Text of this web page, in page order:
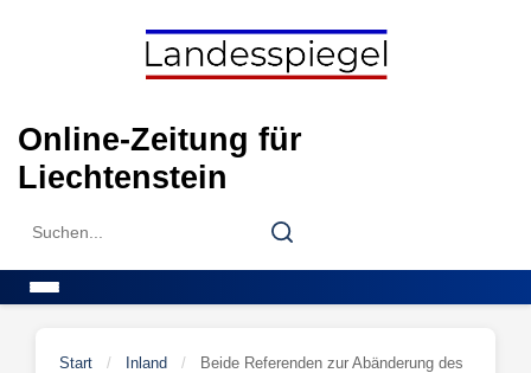
Online-Zeitung für
Liechtenstein
Search
Search
Start / Inland /
Beide Referenden zur Abänderung des